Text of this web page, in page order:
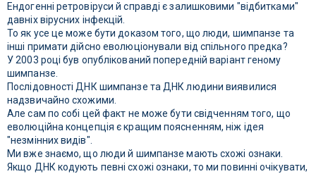
Ендогенні ретровіруси й справді є залишковими "відбитками"
давніх вірусних інфекцій.
То як усе це може бути доказом того, що люди, шимпанзе та
інші примати дійсно еволюціонували від спільного предка?
У 2003 році був опублікований попередній варіант геному
шимпанзе.
Послідовності ДНК шимпанзе та ДНК людини виявилися
надзвичайно схожими.
Але сам по собі цей факт не може бути свідченням того, що
еволюційна концепція є кращим поясненням, ніж ідея
"незмінних видів".
Ми вже знаємо, що люди й шимпанзе мають схожі ознаки.
Якщо ДНК кодують певні схожі ознаки, то ми повинні очікувати,